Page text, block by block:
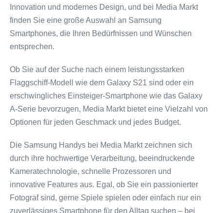
Innovation und modernes Design, und bei Media Markt
finden Sie eine große Auswahl an Samsung
Smartphones, die Ihren Bedürfnissen und Wünschen
entsprechen.
Ob Sie auf der Suche nach einem leistungsstarken
Flaggschiff-Modell wie dem Galaxy S21 sind oder ein
erschwingliches Einsteiger-Smartphone wie das Galaxy
A-Serie bevorzugen, Media Markt bietet eine Vielzahl von
Optionen für jeden Geschmack und jedes Budget.
Die Samsung Handys bei Media Markt zeichnen sich
durch ihre hochwertige Verarbeitung, beeindruckende
Kameratechnologie, schnelle Prozessoren und
innovative Features aus. Egal, ob Sie ein passionierter
Fotograf sind, gerne Spiele spielen oder einfach nur ein
zuverlässiges Smartphone für den Alltag suchen – bei